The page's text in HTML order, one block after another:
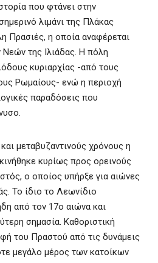
που φτάνει στην
λιμάνι της Πλάκας
Πρασιές, η οποία αναφέρεται
της Ιλιάδας. Η πόλη
κυριαρχίας -από τους
Ρωμαίους- ενώ η περιοχή
παραδόσεις που
μεταβυζαντινούς χρόνους η
κυρίως προς ορεινούς
ο οποίος υπήρξε για αιώνες
Το ίδιο το Λεωνίδιο
από τον 17ο αιώνα και
σημασία. Καθοριστική
του Πραστού από τις δυνάμεις
μεγάλο μέρος των κατοίκων